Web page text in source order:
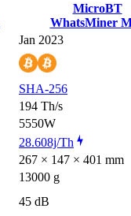
MicroBT
WhatsMiner
Jan 2023
SHA-256
194 Th/s
5550W
28.608j/Th
267 × 147 × 401 mm
13000 g
45 dB